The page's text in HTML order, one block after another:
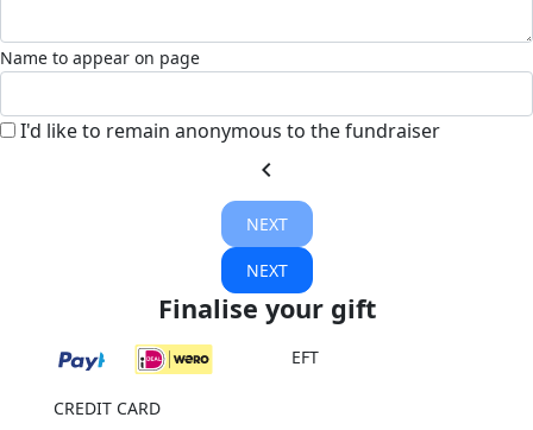
Name to appear on page
I'd like to remain anonymous to the fundraiser
chevron_left
NEXT
NEXT
Finalise your gift
EFT
CREDIT CARD